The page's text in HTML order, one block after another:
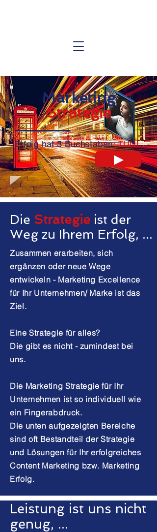
Marketing
Strategie
Erfolg hat 3 Buchstaben:TUN!
▶
Die Strategie ist der
Weg zu Ihrem Erfolg, ...
Zusammen erarbeiten, sich
ergänzen oder neue Wege
entwickeln - Marketing Excellence
für Ihr Unternehmen/ Marke ist das
Ziel.
Eine Strategie für alles?
Die gibt es nicht - zumindest bei
uns.
Die Marketing Strategie für Ihr
Unternehmen ist so individuell wie
ein Fingerabdruck.
Die unten aufgezeigten Bereiche
sind oft Bestandteil der Strategie
und Lösungen für Ihr erfolgreiches
Content Marketing bzw. Marketing
Erfolg.
Leistung ist uns nicht
genug, ...